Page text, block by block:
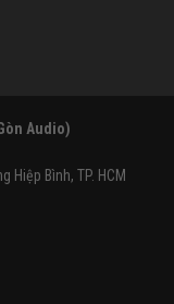
Audio)
Hiệp Bình, TP. HCM